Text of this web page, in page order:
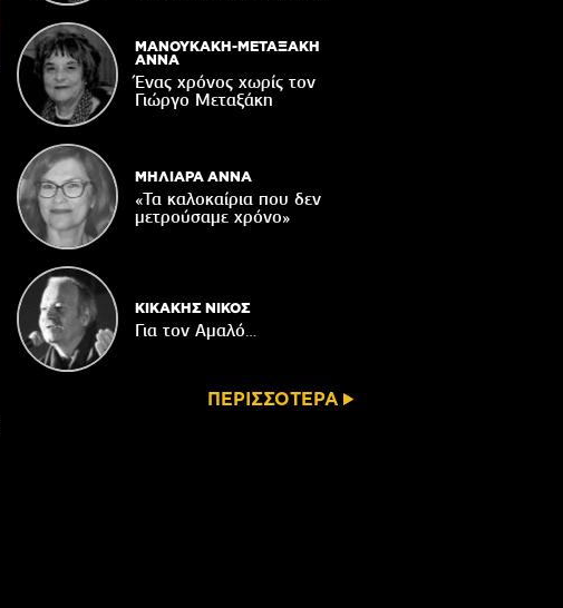
Η 8η Γιορτή Μπανάνας στην Άρβη με τη
στήριξη του Δήμου Βιάννου
05/08/2026
Νέος μετεωρολογικός σταθμός στον
οικισμό του Συκολόγου
ΜΑΝΟΥΚΑΚΗ-ΜΕΤΑΞΑΚΗ
ΑΝΝΑ
Ένας χρόνος χωρίς τον
Γιώργο Μεταξάκη
ΜΗΛΙΑΡΑ ΑΝΝΑ
«Τα καλοκαίρια που δεν
μετρούσαμε χρόνο»
ΚΙΚΑΚΗΣ ΝΙΚΟΣ
Για τον Αμαλό…
ΠΕΡΙΣΣΟΤΕΡΑ